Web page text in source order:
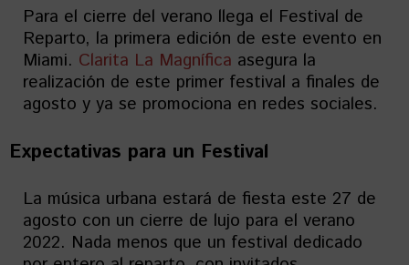
Para el cierre del verano llega el Festival de
Reparto, la primera edición de este evento en
Miami. Clarita La Magnífica asegura la
realización de este primer festival a finales de
agosto y ya se promociona en redes sociales.
Expectativas para un Festival
La música urbana estará de fiesta este 27 de
agosto con un cierre de lujo para el verano
2022. Nada menos que un festival dedicado